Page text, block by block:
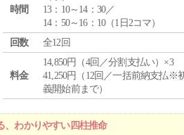
時間
13：10～14：30／
14：50～16：10（1日2コマ）
回数
全12回
料金
14,850円（4回／分割支払い）×3
41,250円（12回／一括前納支払※
義開始前まで）
、わかりやすい四柱推命